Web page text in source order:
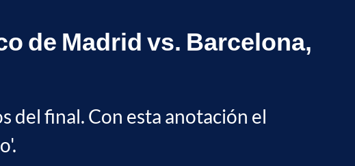
de Madrid vs. Barcelona,
del final. Con esta anotación el